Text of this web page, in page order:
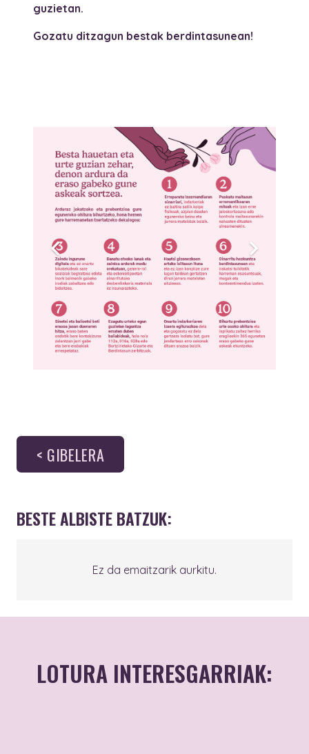
guzietan.
Gozatu ditzagun bestak berdintasunean!
< GIBELERA
BESTE ALBISTE BATZUK:
Ez da emaitzarik aurkitu.
LOTURA INTERESGARRIAK: